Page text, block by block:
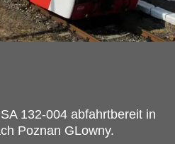
132-004 abfahrtbereit in
Poznan GLowny.